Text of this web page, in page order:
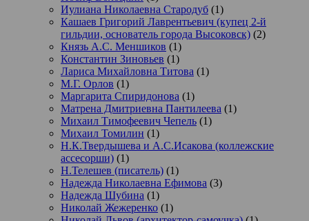
Иулиана Николаевна Стародуб (1)
Кашаев Григорий Лаврентьевич (купец 2-й
гильдии, основатель города Высоковск) (2)
Князь А.С. Меншиков (1)
Константин Зиновьев (1)
Лариса Михайловна Титова (1)
М.Г. Орлов (1)
Маргарита Спиридонова (1)
Матрена Дмитриевна Пантилеева (1)
Михаил Тимофеевич Чепель (1)
Михаил Томилин (1)
Н.К.Твердышева и А.С.Исакова (коллежские
ассесорши) (1)
Н.Телешев (писатель) (1)
Надежда Николаевна Ефимова (3)
Надежда Шубина (1)
Николай Жежеренко (1)